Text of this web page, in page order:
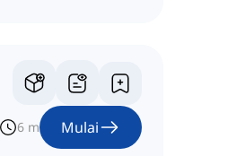
6 m Mulai